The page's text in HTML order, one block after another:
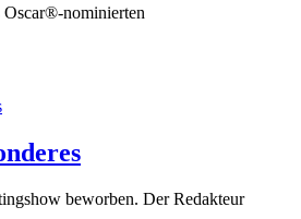
nominierten
beworben. Der Redakteur